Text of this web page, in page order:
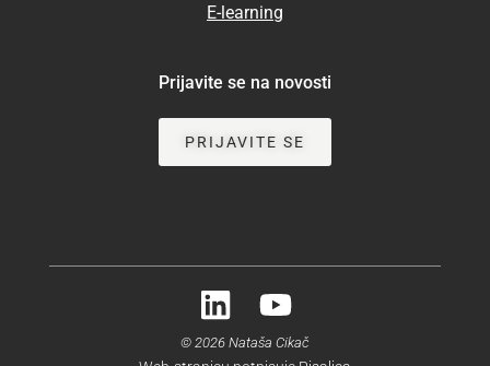
E-learning
Prijavite se na novosti
PRIJAVITE SE
© 2026 Nataša Cikač